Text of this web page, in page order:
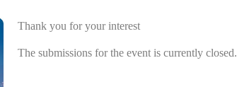
Thank you for your interest
The submissions for the event is currently closed.